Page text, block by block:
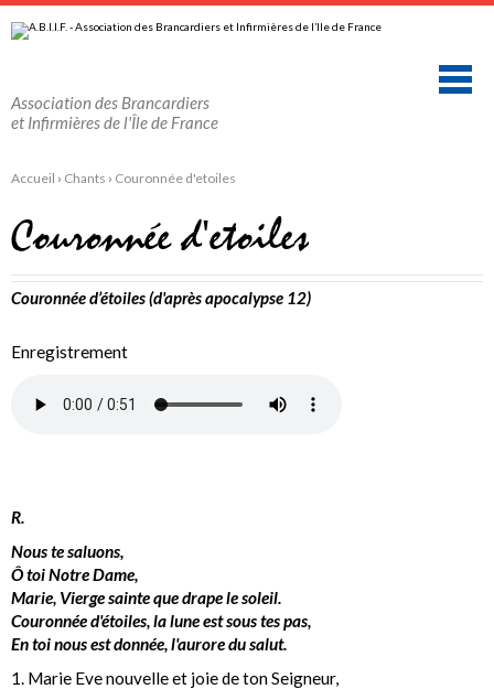
au
contenu.
navigation
personnels
Association des Brancardiers
et Infirmières de l'Île de France
Accueil › Chants › Couronnée d'etoiles
Couronnée d'etoiles
Couronnée d’étoiles (d'après apocalypse 12)
Enregistrement
R.
Nous te saluons,
Ô toi Notre Dame,
Marie, Vierge sainte que drape le soleil.
Couronnée d'étoiles, la lune est sous tes pas,
En toi nous est donnée, l'aurore du salut.
1. Marie Eve nouvelle et joie de ton Seigneur,